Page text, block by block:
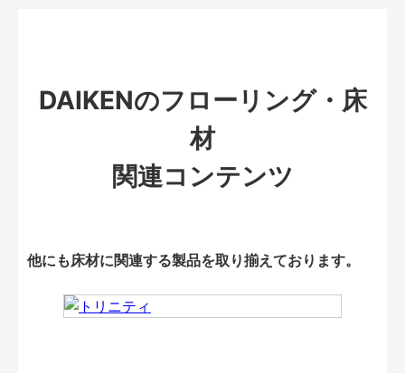
DAIKENのフローリング・床
材
関連コンテンツ
他にも床材に関連する製品を取り揃えております。